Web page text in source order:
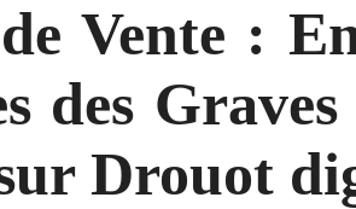
Vente :
des
Drouot